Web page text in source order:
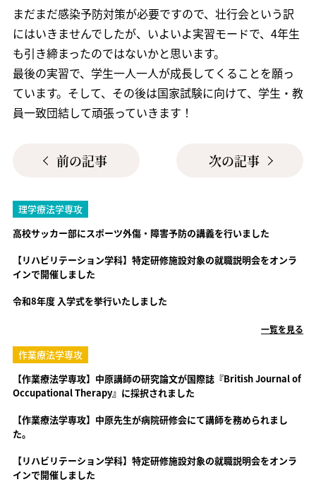
まだまだ感染予防対策が必要ですので、壮行会という訳
にはいきませんでしたが、いよいよ実習モードで、4年生
も引き締まったのではないかと思います。
最後の実習で、学生一人一人が成長してくることを願っ
ています。そして、その後は国家試験に向けて、学生・教
員一致団結して頑張っていきます！
前の記事 次の記事
理学療法学専攻
高校サッカー部にスポーツ外傷・障害予防の講義を行いました
【リハビリテーション学科】特定研修施設対象の就職説明会をオンラ
インで開催しました
令和8年度 入学式を挙行いたしました
一覧を見る
作業療法学専攻
【作業療法学専攻】中原講師の研究論文が国際誌『British Journal of
Occupational Therapy』に採択されました
【作業療法学専攻】中原先生が病院研修会にて講師を務められまし
た。
【リハビリテーション学科】特定研修施設対象の就職説明会をオンラ
インで開催しました